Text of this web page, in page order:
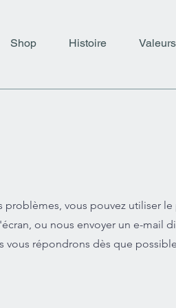
Shop Histoire Valeurs
problèmes, vous pouvez utiliser
ou nous envoyer un e-mail
vous répondrons dès que